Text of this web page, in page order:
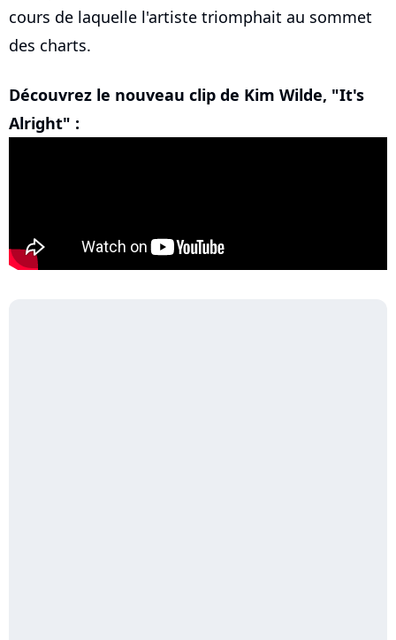
cours de laquelle l'artiste triomphait au sommet
des charts.
Découvrez le nouveau clip de Kim Wilde, "It's
Alright" :